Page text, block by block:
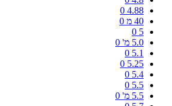
4.88
0
40 מ
0
5
0
5.0 מ'
0
5.1
0
5.25
0
5.4
0
5.5
0
5.5 מ'
0